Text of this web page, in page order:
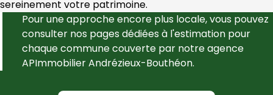
sereinement votre patrimoine.
Pour une approche encore plus locale, vous pouvez
consulter nos pages dédiées à l'estimation pour
APImmobilier Andrézieux-Bouthéon.